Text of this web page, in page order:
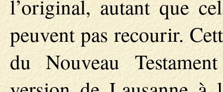
l’original, autant que
peuvent pas recourir.
du Nouveau